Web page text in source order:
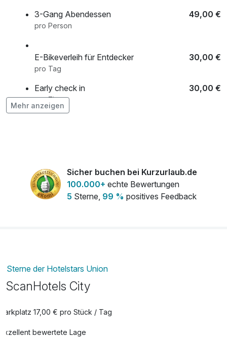
3-Gang Abendessen
49,00 €
pro Person
E-Bikeverleih für Entdecker 30,00 €
pro Tag
Early check in 30,00 €
pro Zimmer
pro Stück
Late check out
Obstauswahl der Saison
Mehr anzeigen
Sicher buchen bei Kurzurlaub.de
100.000+ echte Bewertungen
5 Sterne, 99 % positives Feedback
Sterne der Hotelstars Union
ScanHotels City
Parkplatz 17,00 € pro Stück / Tag
Exzellent bewertete Lage